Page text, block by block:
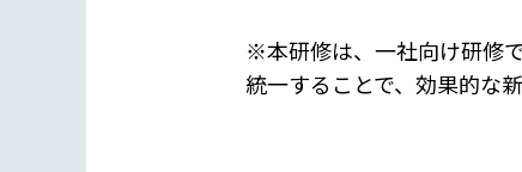
※本研修は、一社向け研修
統一することで、効果的な